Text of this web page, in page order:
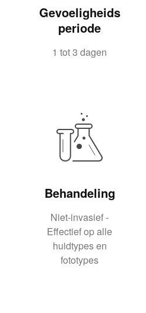
Gevoeligheids
periode
1 tot 3 dagen
Behandeling
Niet-invasief -
Effectief op alle
huidtypes en
fototypes